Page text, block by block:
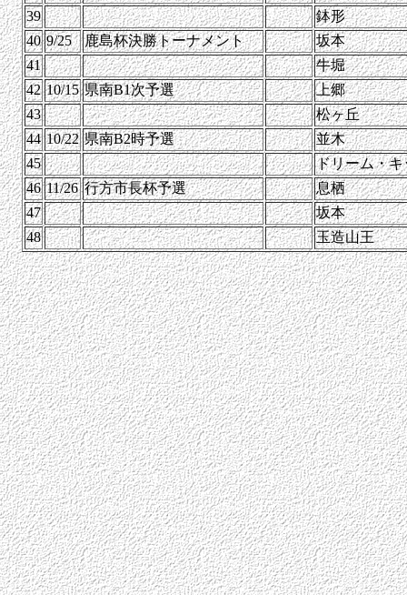
39
鉢形
40 9/25 鹿島杯決勝トーナメント
坂本
41
牛堀
42 10/15 県南B1次予選
上郷
43
松ヶ丘
44 10/22 県南B2時予選
並木
45
ドリーム・キ
46 11/26 行方市長杯予選
息栖
47
坂本
48
玉造山王